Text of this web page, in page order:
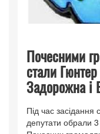
Почесними
стали
Задорожна
Під час засідання
депутати обрали